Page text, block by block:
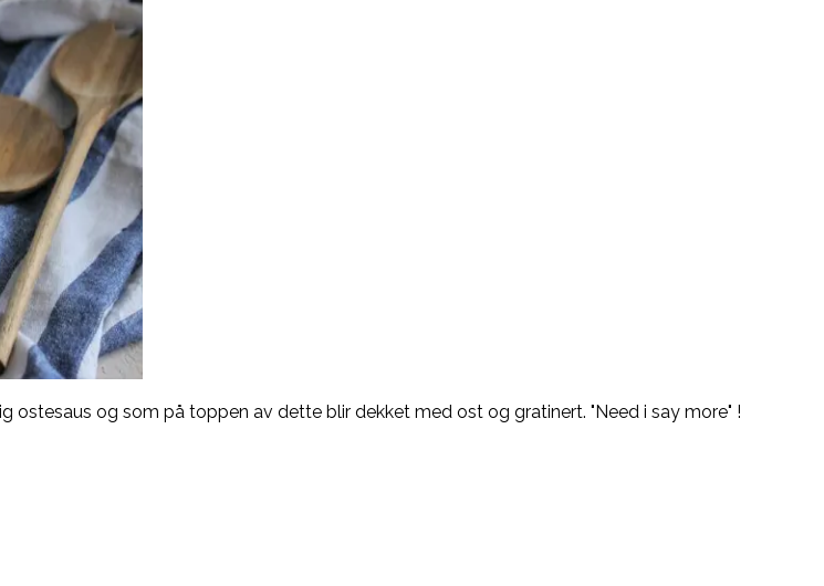
ostesaus og som på toppen av dette blir dekket med ost og gratinert. "Need i say more" !